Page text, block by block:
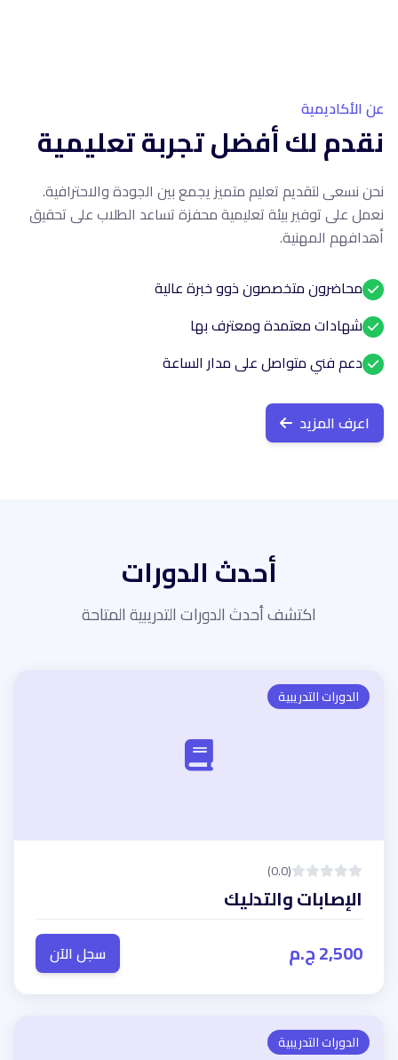
عن الأكاديمية
نقدم لك أفضل تجربة تعليمية
نحن نسعى لتقديم تعليم متميز يجمع بين الجودة والاحترافية.
نعمل على توفير بيئة تعليمية محفزة تساعد الطلاب على تحقيق
أهدافهم المهنية.
محاضرون متخصصون ذوو خبرة عالية
شهادات معتمدة ومعترف بها
دعم فني متواصل على مدار الساعة
اعرف المزيد
أحدث الدورات
اكتشف أحدث الدورات التدريبية المتاحة
الدورات التدريبية
(0.0)
الإصابات والتدليك
2,500 ج.م
سجل الآن
الدورات التدريبية